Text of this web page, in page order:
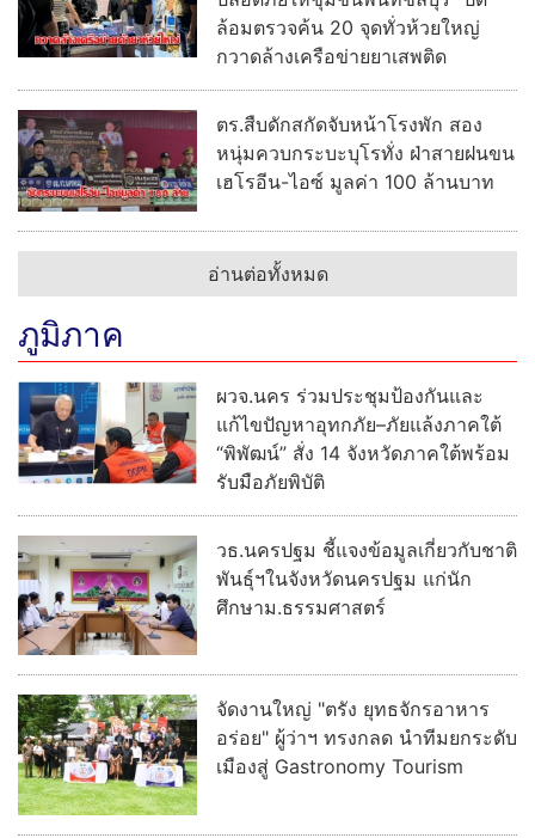
ล้อมตรวจค้น 20 จุดทั่วห้วยใหญ่
กวาดล้างเครือข่ายยาเสพติด
ตร.สืบดักสกัดจับหน้าโรงพัก สอง
หนุ่มควบกระบะบุโรทั่ง ฝ่าสายฝนขน
เฮโรอีน-ไอซ์ มูลค่า 100 ล้านบาท
อ่านต่อทั้งหมด
ภูมิภาค
ผวจ.นคร ร่วมประชุมป้องกันและ
แก้ไขปัญหาอุทกภัย–ภัยแล้งภาคใต้
“พิพัฒน์” สั่ง 14 จังหวัดภาคใต้พร้อม
รับมือภัยพิบัติ
วธ.นครปฐม ชี้แจงข้อมูลเกี่ยวกับชาติ
พันธุ์ฯในจังหวัดนครปฐม แก่นัก
ศึกษาม.ธรรมศาสตร์
จัดงานใหญ่ "ตรัง ยุทธจักรอาหาร
อร่อย" ผู้ว่าฯ ทรงกลด นำทีมยกระดับ
เมืองสู่ Gastronomy Tourism